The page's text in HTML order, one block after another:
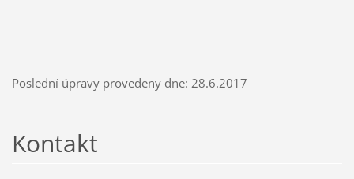
Poslední úpravy provedeny dne: 28.6.2017
Kontakt